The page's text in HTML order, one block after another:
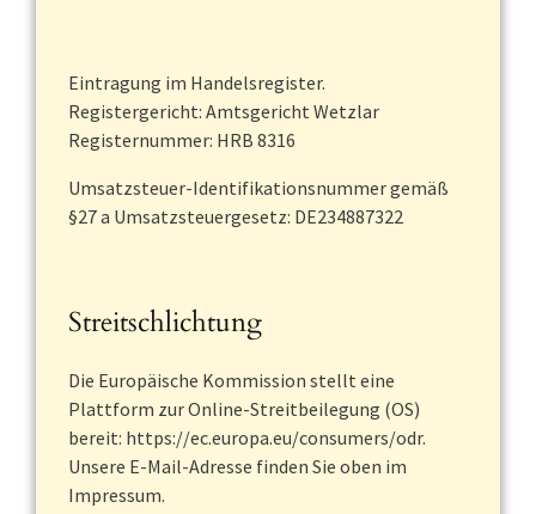
Eintragung im Handelsregister.
Registergericht: Amtsgericht Wetzlar
Registernummer: HRB 8316
Umsatzsteuer-Identifikationsnummer gemäß
§27 a Umsatzsteuergesetz: DE234887322
Streitschlichtung
Die Europäische Kommission stellt eine
Plattform zur Online-Streitbeilegung (OS)
bereit: https://ec.europa.eu/consumers/odr.
Unsere E-Mail-Adresse finden Sie oben im
Impressum.